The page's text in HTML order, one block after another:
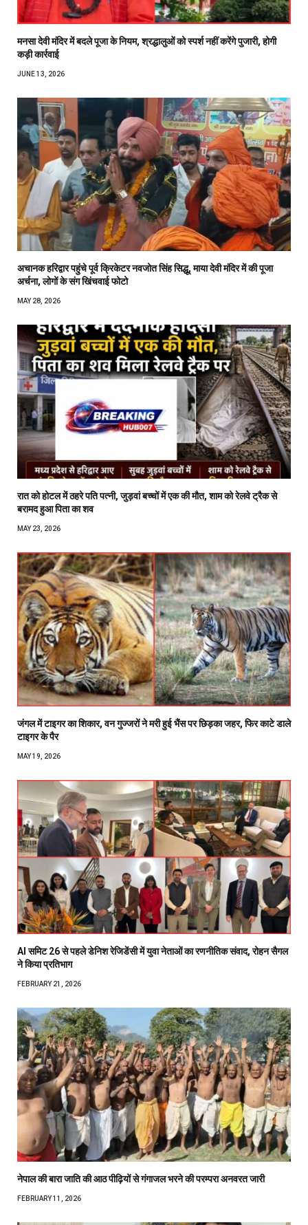
मनसा देवी मंदिर में बदले पूजा के नियम, श्रद्धालुओं को स्पर्श नहीं करेंगे पुजारी, होगी
कड़ी कार्रवाई
JUNE 13, 2026
अचानक हरिद्वार पहुंचे पूर्व क्रिकेटर नवजोत सिंह सिद्धू, माया देवी मंदिर में की पूजा
अर्चना, लोगों के संग खिंचवाई फोटो
MAY 28, 2026
रात को होटल में ठहरे पति पत्नी, जुड़वां बच्चों में एक की मौत, शाम को रेलवे ट्रैक से
बरामद हुआ पिता का शव
MAY 23, 2026
जंगल में टाइगर का शिकार, वन गुज्जरों ने मरी हुई भैंस पर छिड़का जहर, फिर काटे डाले
टाइगर के पैर
MAY 19, 2026
AI समिट 26 से पहले डेनिश रेजिडेंसी में युवा नेताओं का रणनीतिक संवाद, रोहन सैगल
ने किया प्रतिभाग
FEBRUARY 21, 2026
नेपाल की बारा जाति की आठ पीढ़ियों से गंगाजल भरने की परम्परा अनवरत जारी
FEBRUARY 11, 2026